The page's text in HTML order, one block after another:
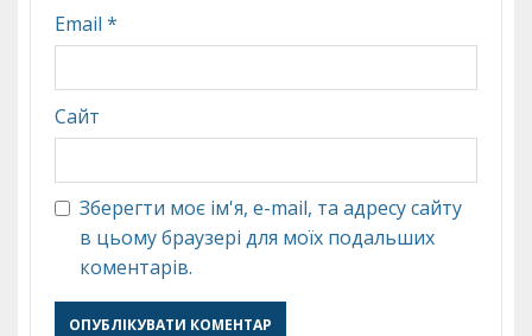
Email *
Сайт
Зберегти моє ім'я, e-mail, та адресу сайту
в цьому браузері для моїх подальших
коментарів.